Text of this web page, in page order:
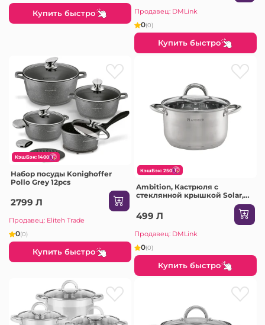
Купить быстро Продавец: DMLink
0(0)
Купить быстро
КэшБэк: 1400
Набор посуды Konighoffer
Pollo Grey 12pcs
2799 Л
Продавец: Eliteh Trade
0(0)
Купить быстро
КэшБэк: 250
Ambition, Кастрюля с
стеклянной крышкой Solar,
22 см, нержавеющая сталь
499 Л
Продавец: DMLink
0(0)
Купить быстро